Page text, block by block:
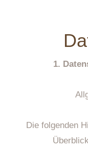
1.
Die folgenden